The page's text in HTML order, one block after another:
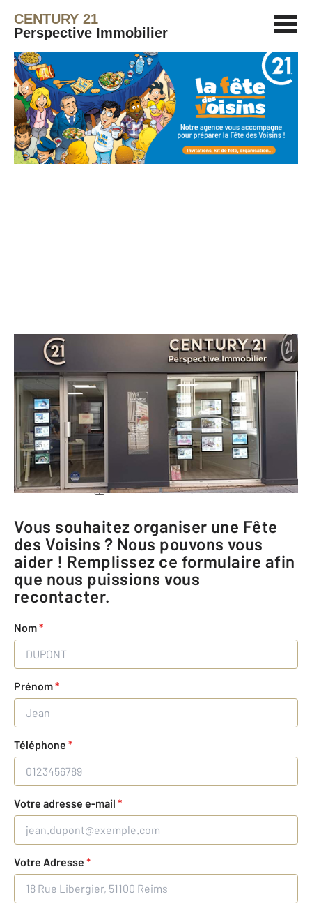
CENTURY 21
Perspective Immobilier
CENTURY 21 Perspective Immobilier
66 Grande rue de la Croix Rousse
69004 LYON
Me rendre à l'agence
Téléphoner à l'agence
Vous souhaitez organiser une Fête
des Voisins ? Nous pouvons vous
aider ! Remplissez ce formulaire afin
que nous puissions vous
recontacter.
Nom*
Prénom*
Téléphone *
Votre adresse e-mail *
Votre Adresse *